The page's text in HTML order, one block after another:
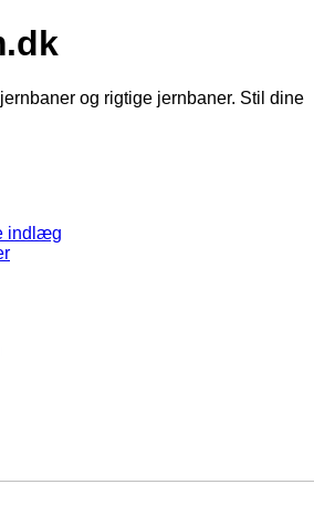
og rigtige jernbaner. Stil dine
indlæg